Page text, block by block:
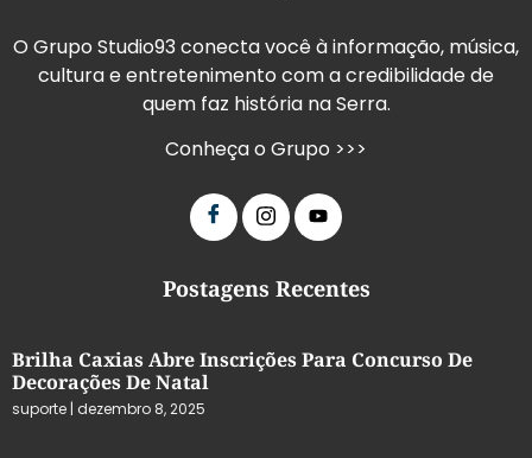
O Grupo Studio93 conecta você à informação, música,
cultura e entretenimento com a credibilidade de
quem faz história na Serra.
Conheça o Grupo >>>
Postagens Recentes
Brilha Caxias Abre Inscrições Para Concurso De
Decorações De Natal
suporte dezembro 8, 2025